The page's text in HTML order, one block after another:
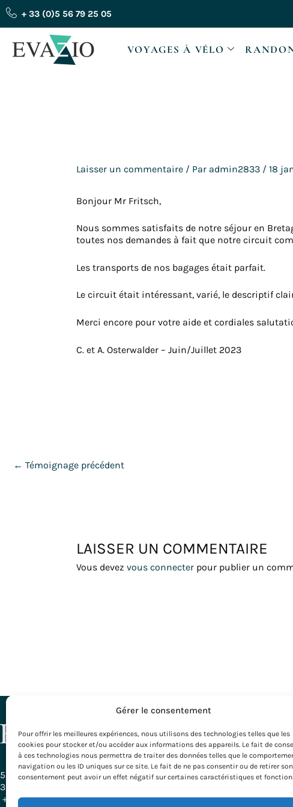
Gérer le consentement
Pour offrir les meilleures expériences, nous utilisons des technologies telles que les
cookies pour stocker et/ou accéder aux informations des appareils. Le fait de
à ces technologies nous permettra de traiter des données telles que le
navigation ou les ID uniques sur ce site. Le fait de ne pas consentir ou de retirer son
consentement peut avoir un effet négatif sur certaines caractéristiques et
Aller
au
contenu
+ 33 (0)5 56 79 25 05
VOYAGES À VÉLO
Laisser un commentaire / Par admin2833 / 18
Bonjour Mr Fritsch,
Nous sommes satisfaits de notre séjour en
toutes nos demandes à fait que notre circuit
Les transports de nos bagages était parfait.
Le circuit était intéressant, varié, le descriptif
Merci encore pour votre aide et cordiales
C. et A. Osterwalder – Juin/Juillet 2023
← Témoignage précédent
LAISSER UN COMMENTAIRE
Vous devez vous connecterpour publier un
58, Rue Ferrère
33000 Bordeaux - France
+ 33 (0)5 56 79 25 05
Toutes nos
Bordeaux –
Bourgogne
Provence